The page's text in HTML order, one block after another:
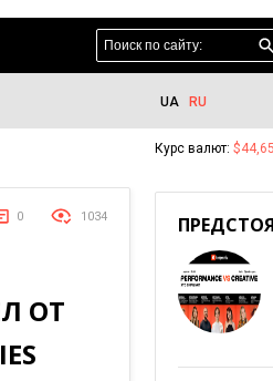
UA RU
0 1034
ОТ
Курс валют: